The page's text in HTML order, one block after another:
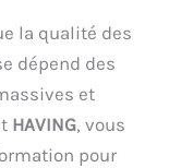
la qualité des
dépend des
et
HAVING, vous
pour